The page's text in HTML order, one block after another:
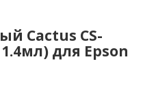
Cactus CS-
для Epson